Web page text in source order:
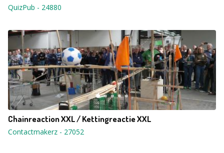
QuizPub - 24880
Chainreaction XXL / Kettingreactie XXL
Contactmakerz - 27052